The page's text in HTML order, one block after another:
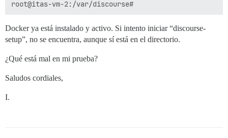
Docker ya está instalado y activo. Si intento iniciar “discourse-
setup”, no se encuentra, aunque sí está en el directorio.
¿Qué está mal en mi prueba?
Saludos cordiales,
I.